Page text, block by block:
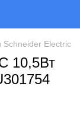
Schneider Electric
10,5Вт